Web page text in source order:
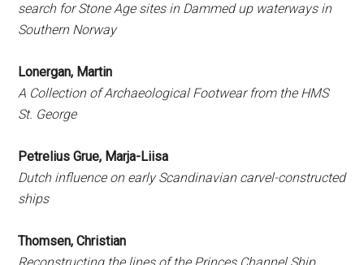
search for Stone Age sites in Dammed up waterways in
Southern Norway
Lonergan, Martin
A Collection of Archaeological Footwear from the HMS
St. George
Petrelius Grue, Marja-Liisa
Dutch influence on early Scandinavian carvel-constructed
ships
Thomsen, Christian